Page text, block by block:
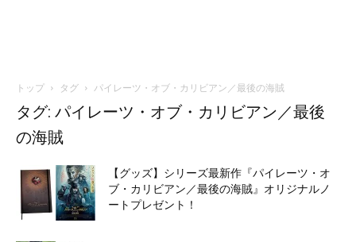
トップ タグ パイレーツ・オブ・カリビアン／最後の海賊
タグ: パイレーツ・オブ・カリビアン／最後
の海賊
【グッズ】シリーズ最新作『パイレーツ・オ
ブ・カリビアン／最後の海賊』オリジナルノ
ートプレゼント！